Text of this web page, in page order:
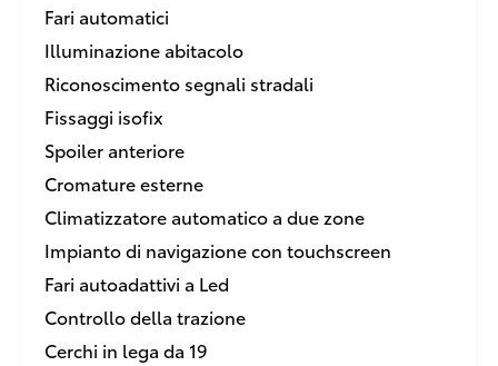
Fari automatici
Illuminazione abitacolo
Riconoscimento segnali stradali
Fissaggi isofix
Spoiler anteriore
Cromature esterne
Climatizzatore automatico a due zone
Impianto di navigazione con touchscreen
Fari autoadattivi a Led
Controllo della trazione
Cerchi in lega da 19